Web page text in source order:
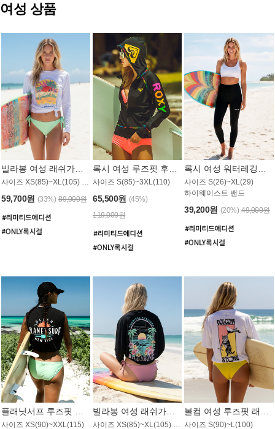
여성 상품
59,700원 (33%) 89,000원
사이즈 S(85)~3XL(110)
65,500원 (45%)
119,000원
사이즈 S(26)~XL(29)
하이웨이스트 밴드
39,200원 (20%) 49,000원
사이즈 XS(90)~XXL(115) 사이즈 XS(85)~XL(105) / 오버핏 사이즈 S(90)~L(100)